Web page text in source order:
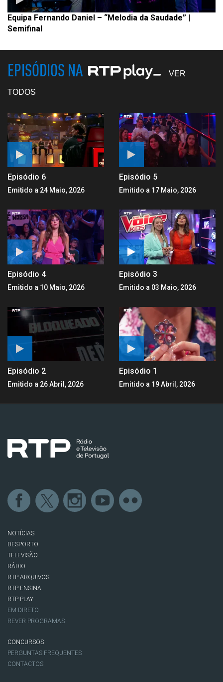
Equipa Fernando Daniel – “Melodia da Saudade” |
Semifinal
EPISÓDIOS NA VER
TODOS
Episódio 6
Emitido a 24 Maio, 2026
Episódio 5
Emitido a 17 Maio, 2026
Episódio 4
Emitido a 10 Maio, 2026
Episódio 3
Emitido a 03 Maio, 2026
Episódio 2
Emitido a 26 Abril, 2026
Episódio 1
Emitido a 19 Abril, 2026
NOTÍCIAS
DESPORTO
TELEVISÃO
RÁDIO
RTP ARQUIVOS
RTP ENSINA
RTP PLAY
EM DIRETO
REVER PROGRAMAS
CONCURSOS
PERGUNTAS FREQUENTES
CONTACTOS